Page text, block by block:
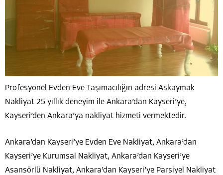
Profesyonel Evden Eve Taşımacılığın adresi Askaymak
Nakliyat 25 yıllık deneyim ile Ankara’dan Kayseri’ye,
Kayseri’den Ankara’ya nakliyat hizmeti vermektedir.
Ankara’dan Kayseri’ye Evden Eve Nakliyat, Ankara’dan
Kayseri’ye Kurumsal Nakliyat, Ankara’dan Kayseri’ye
Asansörlü Nakliyat, Ankara’dan Kayseri’ye Parsiyel Nakliyat